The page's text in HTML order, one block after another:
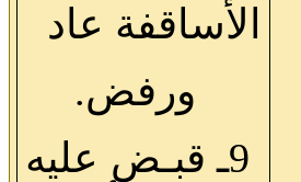
الأساقفة عاد
ورفض.
9ـ قبـض عليه